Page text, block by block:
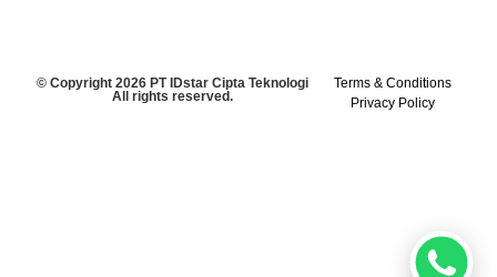
© Copyright 2026 PT IDstar Cipta Teknologi
All rights reserved.
Terms & Conditions
Privacy Policy